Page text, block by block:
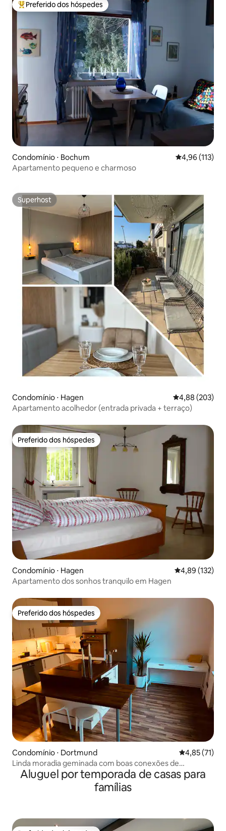
Entre os melhores preferidos dos hóspedes
Preferido dos hóspedes
Condomínio ⋅ Bochum 4,96 de uma
4,96 (113)
Apartamento pequeno e charmoso
Superhost
Superhost
Condomínio ⋅ Hagen 4,88 de uma
4,88 (203)
Apartamento acolhedor (entrada privada + terraço)
Preferido dos hóspedes
Preferido dos hóspedes
Condomínio ⋅ Hagen 4,89 de uma
4,89 (132)
Apartamento dos sonhos tranquilo em Hagen
Preferido dos hóspedes
Preferido dos hóspedes
Condomínio ⋅ Dortmund 4,85 de uma
4,85 (71)
Linda moradia geminada com boas conexões de
transporte
Aluguel por temporada de casas para
famílias